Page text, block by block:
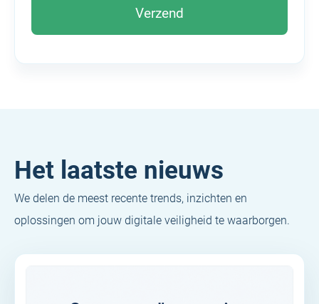
Het laatste nieuws
We delen de meest recente trends, inzichten en
oplossingen om jouw digitale veiligheid te waarborgen.